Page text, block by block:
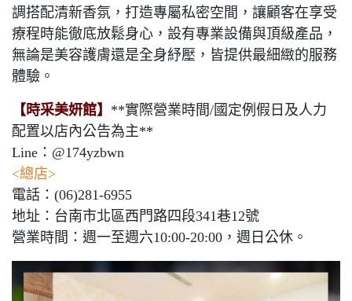
調搭配清新香氛，打造專屬私密空間，讓顧客在享受
療程時能徹底放鬆身心，設有專業設備與頂級產品，
無論是美容護膚還是全身紓壓，皆提供最細緻的服務
體驗。
【時采美妍館】 **實際營業時間/國定例假日及人力
配置以店內公告為主**
Line：@174yzbwn
<總店>
電話：(06)281-6955
地址：台南市北區西門路四段341巷12號
營業時間：週一至週六10:00-20:00，週日公休。